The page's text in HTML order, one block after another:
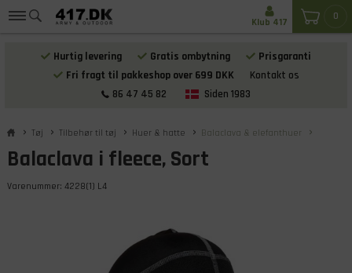
Hurtig levering Gratis ombytning
Prisgaranti
Fri fragt til pakkeshop over 699 DKK
Kontakt os
86 47 45 82
Siden 1983
0
Klub 417
Tøj Tilbehør til tøj Huer & hatte Balaclava & elefanthuer
Balaclava i fleece, Sort
Varenummer: 4228(1) L4